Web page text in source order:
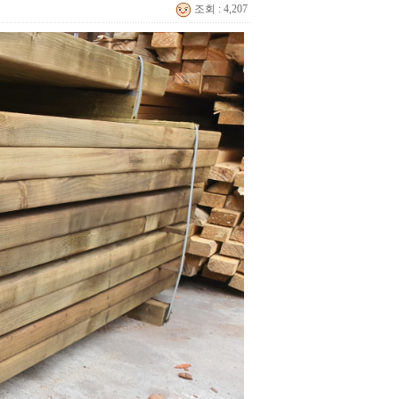
조회 : 4,207